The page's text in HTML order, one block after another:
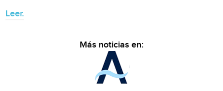
Leer.
Más noticias en: